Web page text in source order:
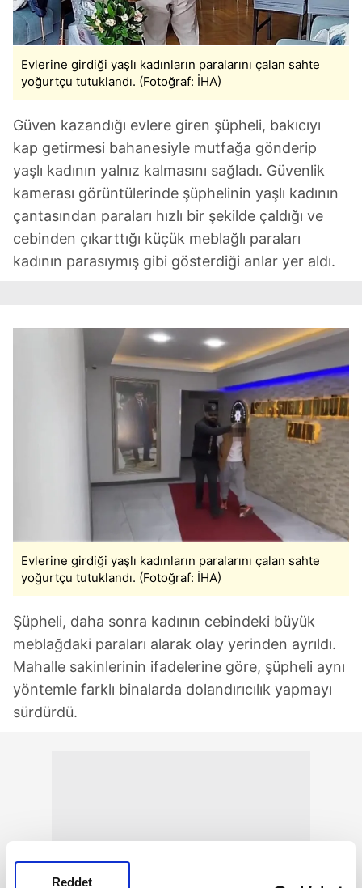
Reddet
Evlerine girdiği yaşlı kadınların paralarını çalan sahte
yoğurtçu tutuklandı. (Fotoğraf: İHA)
Güven kazandığı evlere giren şüpheli, bakıcıyı
kap getirmesi bahanesiyle mutfağa gönderip
yaşlı kadının yalnız kalmasını sağladı. Güvenlik
kamerası görüntülerinde şüphelinin yaşlı kadının
çantasından paraları hızlı bir şekilde çaldığı ve
cebinden çıkarttığı küçük meblağlı paraları
kadının parasıymış gibi gösterdiği anlar yer aldı.
Evlerine girdiği yaşlı kadınların paralarını çalan sahte
yoğurtçu tutuklandı. (Fotoğraf: İHA)
Şüpheli, daha sonra kadının cebindeki büyük
meblağdaki paraları alarak olay yerinden ayrıldı.
Mahalle sakinlerinin ifadelerine göre, şüpheli aynı
yöntemle farklı binalarda dolandırıcılık yapmayı
sürdürdü.